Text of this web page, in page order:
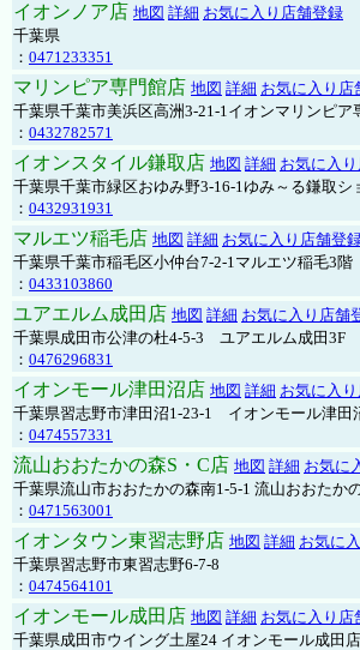
イオンノア店 地図 詳細 お気に入り店舗登録
千葉県
： 0471233351
マリンピア専門館店 地図 詳細 お気に入り店
千葉県千葉市美浜区高洲3-21-1イオンマリンピア
： 0432782571
イオンスタイル鎌取店 地図 詳細 お気に入
千葉県千葉市緑区おゆみ野3-16-1ゆみ～る鎌取シ
： 0432931931
マルエツ稲毛店 地図 詳細 お気に入り店舗登
千葉県千葉市稲毛区小仲台7-2-1マルエツ稲毛3階
： 0433103860
ユアエルム成田店 地図 詳細 お気に入り店舗
千葉県成田市公津の杜4-5-3 ユアエルム成田3F
： 0476296831
イオンモール津田沼店 地図 詳細 お気に入
千葉県習志野市津田沼1-23-1 イオンモール津田
： 0474557331
流山おおたかの森S・C店 地図 詳細 お気に
千葉県流山市おおたかの森南1-5-1 流山おおたか
： 0471563001
イオンタウン東習志野店 地図 詳細 お気に
千葉県習志野市東習志野6-7-8
： 0474564101
イオンモール成田店 地図 詳細 お気に入り店
千葉県成田市ウイング土屋24 イオンモール成田